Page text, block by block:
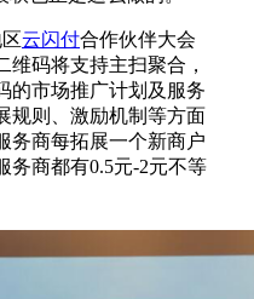
云闪付合作伙伴大会
维码将支持主扫聚合，
的市场推广计划及服务
规则、激励机制等方面
务商每拓展一个新商户
务商都有0.5元-2元不等